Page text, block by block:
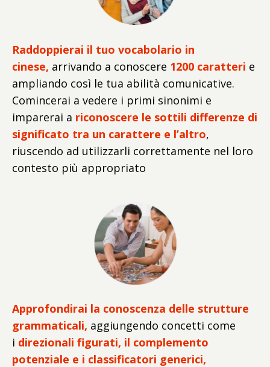
Raddoppierai il tuo vocabolario in
cinese, arrivando a conoscere 1200 caratteri e
ampliando così le tua abilità comunicative.
Comincerai a vedere i primi sinonimi e
imparerai a riconoscere le sottili differenze di
significato tra un carattere e l’altro,
riuscendo ad utilizzarli correttamente nel loro
contesto più appropriato
Approfondirai la conoscenza delle strutture
grammaticali, aggiungendo concetti come
i direzionali figurati, il complemento
potenziale e i classificatori generici,